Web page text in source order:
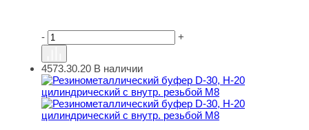
- +
Резинометаллический буфер D-30, H-20
4573.30.20 В наличии